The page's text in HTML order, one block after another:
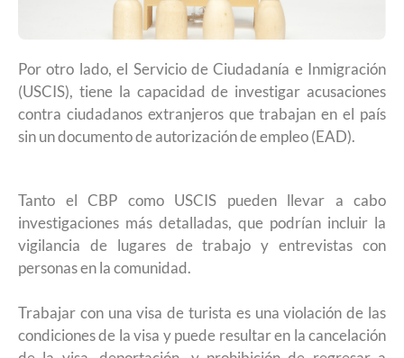
Por otro lado, el Servicio de Ciudadanía e Inmigración
(USCIS), tiene la capacidad de investigar acusaciones
contra ciudadanos extranjeros que trabajan en el país
sin un documento de autorización de empleo (EAD).
Tanto el CBP como USCIS pueden llevar a cabo
investigaciones más detalladas, que podrían incluir la
vigilancia de lugares de trabajo y entrevistas con
personas en la comunidad.
Trabajar con una visa de turista es una violación de las
condiciones de la visa y puede resultar en la cancelación